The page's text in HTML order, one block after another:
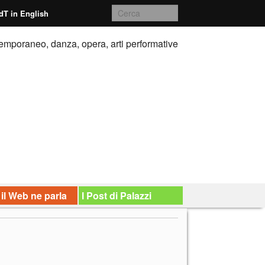
in English
danza, opera, arti performative
Web ne parla I Post di Palazzi